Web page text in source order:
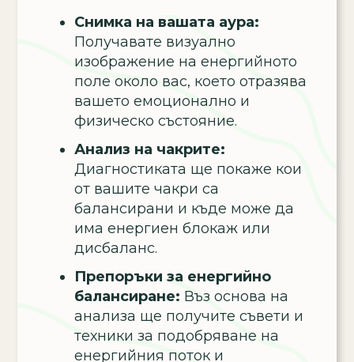
Снимка на вашата аура:
Получавате визуално
изображение на енергийното
поле около вас, което отразява
вашето емоционално и
физическо състояние.
Анализ на чакрите:
Диагностиката ще покаже кои
от вашите чакри са
балансирани и къде може да
има енергиен блокаж или
дисбаланс.
Препоръки за енергийно
балансиране: Въз основа на
анализа ще получите съвети и
техники за подобряване на
енергийния поток и